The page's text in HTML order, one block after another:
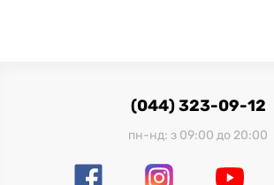
(044) 323-09-12
пн-нд: з 09:00 до 20:00